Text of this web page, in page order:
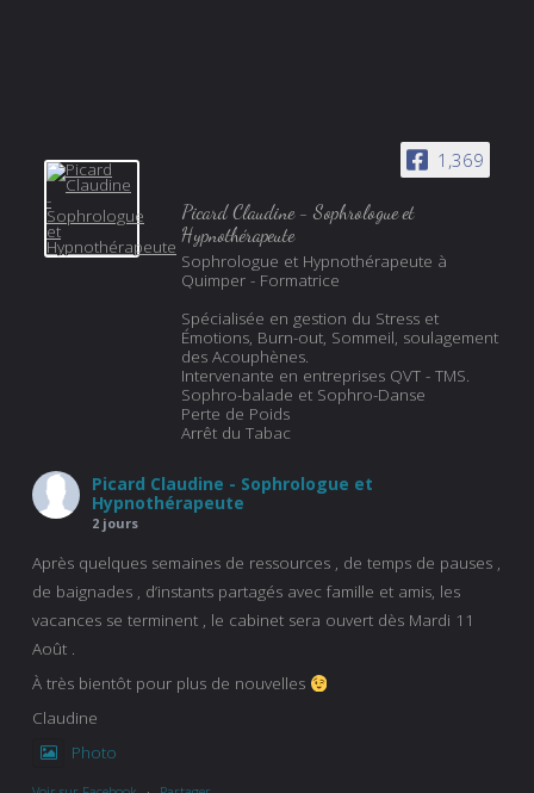
1,369
Picard Claudine - Sophrologue et
Hypnothérapeute
Sophrologue et Hypnothérapeute à
Quimper - Formatrice
Spécialisée en gestion du Stress et
Émotions, Burn-out, Sommeil, soulagement
des Acouphènes.
Intervenante en entreprises QVT - TMS.
Sophro-balade et Sophro-Danse
Perte de Poids
Arrêt du Tabac
Picard Claudine - Sophrologue et
Hypnothérapeute
2 jours
Après quelques semaines de ressources , de temps de pauses ,
de baignades , d’instants partagés avec famille et amis, les
vacances se terminent , le cabinet sera ouvert dès Mardi 11
Août .
À très bientôt pour plus de nouvelles
Claudine
Photo